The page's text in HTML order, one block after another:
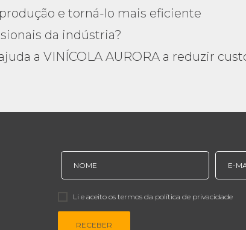
e torná-lo mais eficiente
da indústria?
a VINÍCOLA AURORA a reduzir
Li e aceito os termos da política de privacidade
RECEBER